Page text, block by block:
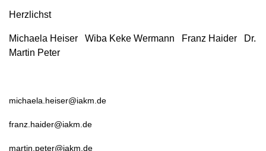
Herzlichst
Michaela Heiser Wiba Keke Wermann Franz Haider Dr.
Martin Peter
michaela.heiser@iakm.de
franz.haider@iakm.de
martin.peter@iakm.de